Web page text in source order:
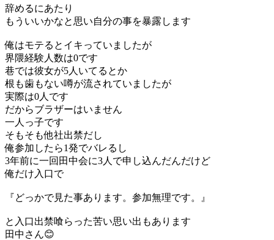
辞めるにあたり
もういいかなと思い自分の事を暴露します
俺はモテるとイキっていましたが
界隈経験人数は0です
巷では彼女が5人いてるとか
根も歯もない噂が流されていましたが
実際は0人です
だからブラザーはいません
一人っ子です
そもそも他社出禁だし
俺参加したら1発でバレるし
3年前に一回田中会に3人で申し込んだんだけど
俺だけ入口で
『どっかで見た事あります。参加無理です。』
と入口出禁喰らった苦い思い出もあります
田中さん😊